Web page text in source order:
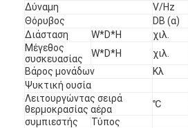
κάθετη φυγοκεντρική αντλία
οριζόντια φυγοκεντρική αντλία
Μέρη αντλιών πηλού
Δύναμη
V/Hz
Θόρυβος
DB (α)
Διάσταση
W*D*H χιλ.
Μέγεθος
συσκευασίας
W*D*H χιλ.
Βάρος μονάδων
Κλ
Ψυκτική ουσία
Λειτουργώντας σειρά
θερμοκρασίας αέρα
℃
συμπιεστής
Τύπος